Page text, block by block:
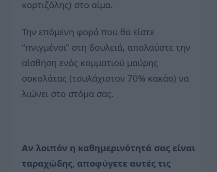
κορτιζόλης) στο αίμα.
Την επόμενη φορά που θα είστε
“πνιγμένοι” στη δουλειά, απολαύστε την
αίσθηση ενός κομματιού μαύρης
σοκολάτας (τουλάχιστον 70% κακάο) να
λιώνει στο στόμα σας.
Αν λοιπόν η καθημερινότητά σας είναι
ταραχώδης, αποφύγετε αυτές τις